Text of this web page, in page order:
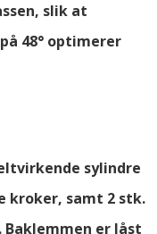
slik at
48° optimerer
sylindre
kroker, samt 2 stk.
er låst